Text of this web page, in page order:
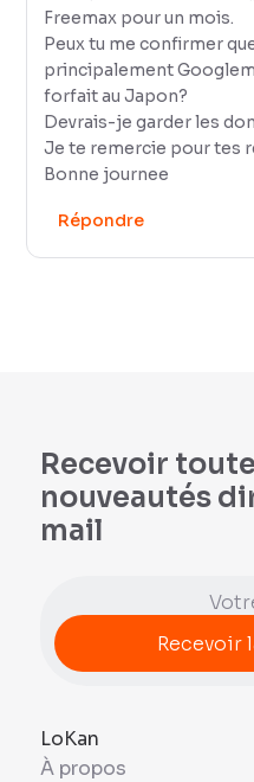
Freemax pour un mois.
Peux tu me confirmer
principalement
forfait au Japon?
Devrais-je garder les
Je te remercie pour tes
Bonne journee
Répondre
Recevoir
nouveautés
mail
LoKan
À propos